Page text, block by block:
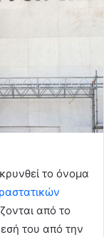
το όνομα
από το
του από την